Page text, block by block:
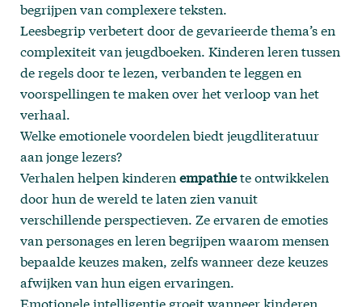
begrijpen van complexere teksten.
Leesbegrip verbetert door de gevarieerde thema’s en
complexiteit van jeugdboeken. Kinderen leren tussen
de regels door te lezen, verbanden te leggen en
voorspellingen te maken over het verloop van het
verhaal.
Welke emotionele voordelen biedt jeugdliteratuur
aan jonge lezers?
Verhalen helpen kinderen empathiete ontwikkelen
door hun de wereld te laten zien vanuit
verschillende perspectieven. Ze ervaren de emoties
van personages en leren begrijpen waarom mensen
bepaalde keuzes maken, zelfs wanneer deze keuzes
afwijken van hun eigen ervaringen.
Emotionele intelligentie groeit wanneer kinderen